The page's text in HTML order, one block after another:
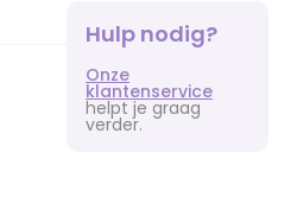
Hulp nodig?
Onze
klantenservice
helpt je graag
verder.